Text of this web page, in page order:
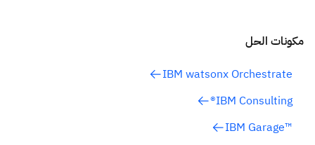
مكونات الحل
IBM watsonx Orchestrate
IBM Consulting®
™IBM Garage